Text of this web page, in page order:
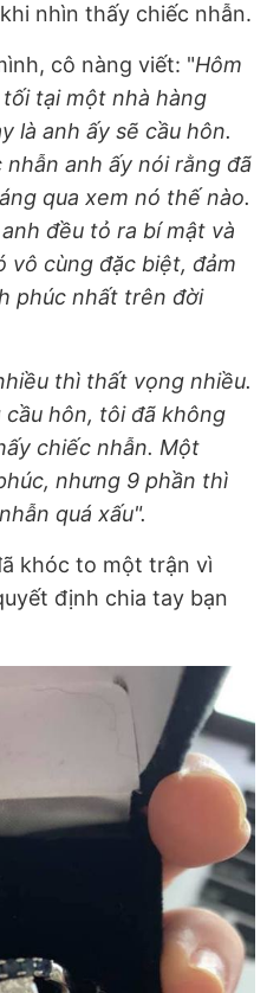
nhìn thấy chiếc nhẫn.
cô nàng viết: "Hôm
tại một nhà hàng
là anh ấy sẽ cầu hôn.
anh ấy nói rằng đã
qua xem nó thế nào.
đều tỏ ra bí mật và
vô cùng đặc biệt, đảm
phúc nhất trên đời
thì thất vọng nhiều.
hôn, tôi đã không
chiếc nhẫn. Một
nhưng 9 phần thì
quá xấu".
khóc to một trận vì
định chia tay bạn